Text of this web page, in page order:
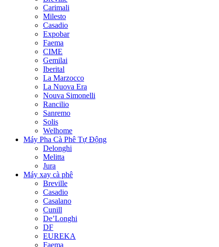
Carimali
Milesto
Casadio
Expobar
Faema
CIME
Gemilai
Iberital
La Marzocco
La Nuova Era
Nouva Simonelli
Rancilio
Sanremo
Solis
Welhome
Máy Pha Cà Phê Tự Động
Delonghi
Melitta
Jura
Máy xay cà phê
Breville
Casadio
Casalano
Cunill
De’Longhi
DF
EUREKA
Faema